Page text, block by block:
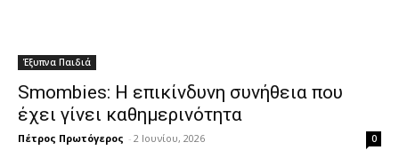
Έξυπνα Παιδιά
Smombies: Η επικίνδυνη συνήθεια που
έχει γίνει καθημερινότητα
Πέτρος Πρωτόγερος - 2 Ιουνίου, 2026 0